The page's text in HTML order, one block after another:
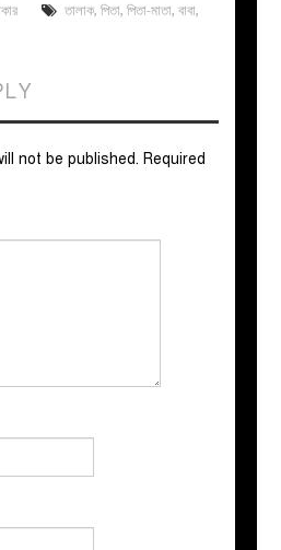
তালাক, পিতা, পিতা-মাতা, বাবা,
not be published. Required